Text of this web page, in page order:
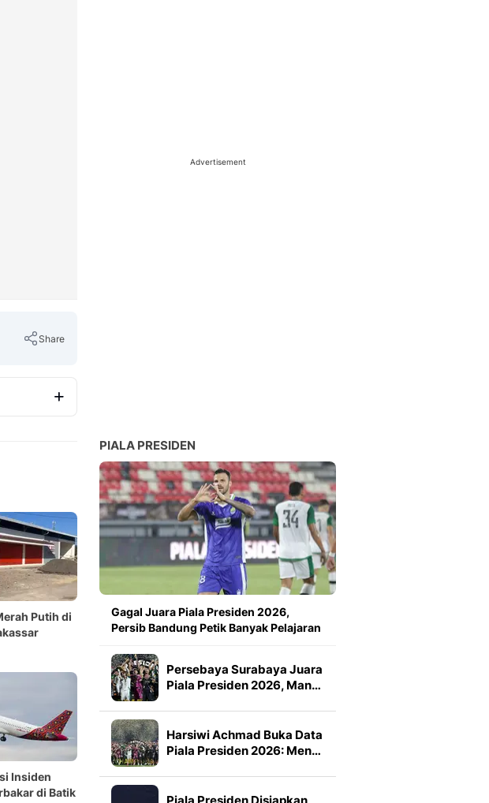
Share
Putih di
Insiden
di Batik
Advertisement
PIALA PRESIDEN
Gagal Juara Piala Presiden 2026,
Persib Bandung Petik Banyak Pelajaran
Persebaya Surabaya Juara
Piala Presiden 2026, Man…
Harsiwi Achmad Buka Data
Piala Presiden 2026: Men…